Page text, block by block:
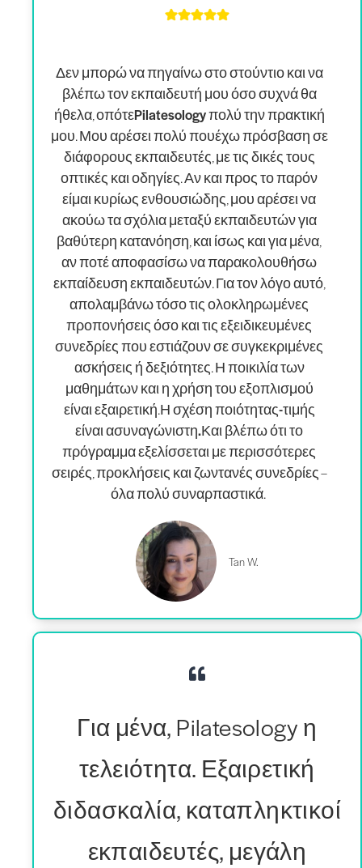
Δεν μπορώ να πηγαίνω στο στούντιο και να
βλέπω τον εκπαιδευτή μου όσο συχνά θα
ήθελα, οπότεPilatesology πολύ την πρακτική
μου. Μου αρέσει πολύ πουέχω πρόσβαση σε
διάφορους εκπαιδευτές, με τις δικές τους
οπτικές και οδηγίες. Αν και προς το παρόν
είμαι κυρίως ενθουσιώδης, μου αρέσει να
ακούω τα σχόλια μεταξύ εκπαιδευτών για
βαθύτερη κατανόηση, και ίσως και για μένα,
αν ποτέ αποφασίσω να παρακολουθήσω
εκπαίδευση εκπαιδευτών. Για τον λόγο αυτό,
απολαμβάνω τόσο τις ολοκληρωμένες
προπονήσεις όσο και τις εξειδικευμένες
συνεδρίες που εστιάζουν σε συγκεκριμένες
ασκήσεις ή δεξιότητες. Η ποικιλία των
μαθημάτων και η χρήση του εξοπλισμού
είναι εξαιρετική.Η σχέση ποιότητας-τιμής
είναι ασυναγώνιστη.Και βλέπω ότι το
πρόγραμμα εξελίσσεται με περισσότερες
σειρές, προκλήσεις και ζωντανές συνεδρίες –
όλα πολύ συναρπαστικά.
Tan W.
Για μένα, Pilatesology η
τελειότητα. Εξαιρετική
διδασκαλία, καταπληκτικοί
εκπαιδευτές, μεγάλη